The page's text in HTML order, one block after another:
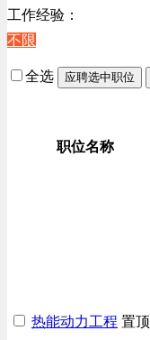
电力电气/能源/自动化
销售管理类
销售类
高级管理类
工作经验：
不限
全选 应聘选中职位
职位名称
热能动力工程 置顶